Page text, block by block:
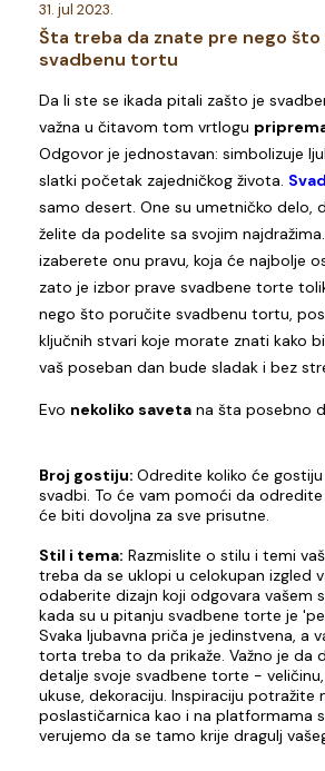
31. jul 2023.
Šta treba da znate pre nego
svadbenu tortu
Da li ste se ikada pitali zašto je
važna u čitavom tom vrtlogu
Odgovor je jednostavan: simbolizuje
slatki početak zajedničkog života.
samo desert. One su umetničko delo,
želite da podelite sa svojim
izaberete onu pravu, koja će najbolje
zato je izbor prave svadbene torte
nego što poručite svadbenu tortu,
ključnih stvari koje morate znati kako
vaš poseban dan bude sladak i bez
Evo nekoliko saveta na šta posebno
Broj gostiju: Odredite koliko će
svadbi. To će vam pomoći da
će biti dovoljna za sve prisutne.
Stil i tema: Razmislite o stilu i temi
treba da se uklopi u celokupan izgled
odaberite dizajn koji odgovara vašem
kada su u pitanju svadbene torte je
Svaka ljubavna priča je jedinstvena, a
torta treba to da prikaže. Važno je da
detalje svoje svadbene torte -
ukuse, dekoraciju. Inspiraciju potražite
poslastičarnica kao i na platformama
verujemo da se tamo krije dragulj